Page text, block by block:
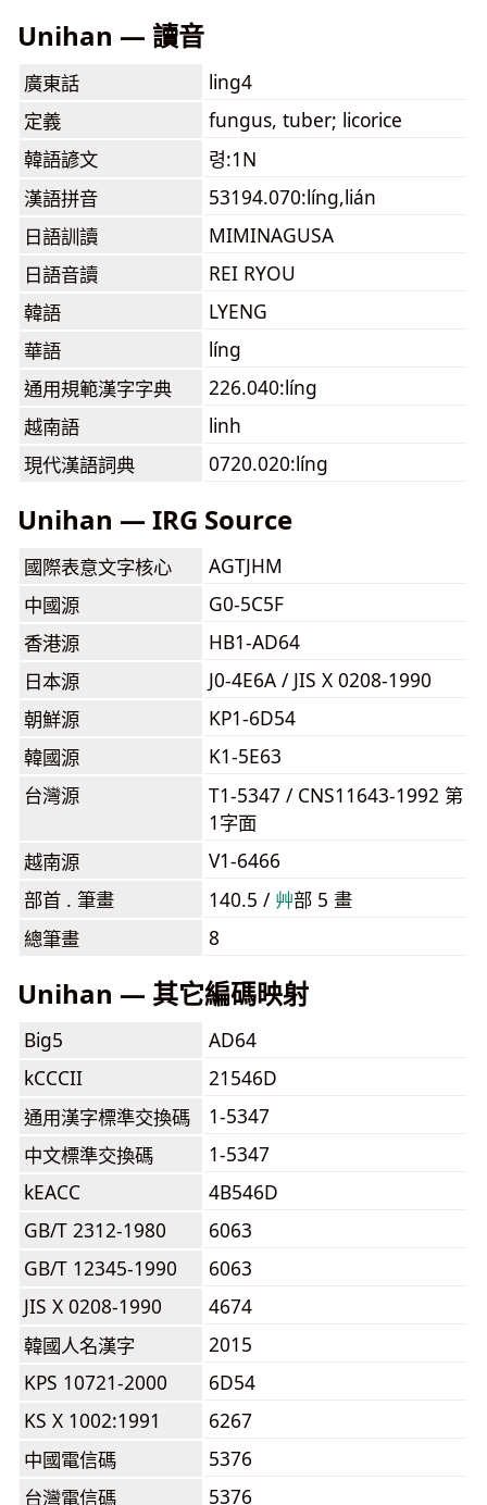
Unihan — 讀音
廣東話
ling4
定義
fungus, tuber; licorice
韓語諺文
령:1N
漢語拼音
53194.070:líng,lián
日語訓讀
MIMINAGUSA
日語音讀
REI RYOU
韓語
LYENG
華語
líng
通用規範漢字字典
226.040:líng
越南語
linh
現代漢語詞典
0720.020:líng
Unihan — IRG Source
國際表意文字核心
AGTJHM
中國源
G0-5C5F
香港源
HB1-AD64
日本源
J0-4E6A / JIS X 0208-1990
朝鮮源
KP1-6D54
韓國源
K1-5E63
台灣源
T1-5347 / CNS11643-1992 第
1字面
越南源
V1-6466
部首 . 筆畫
140.5 / ⾋部 5 畫
總筆畫
8
Unihan — 其它編碼映射
Big5
AD64
kCCCII
21546D
通用漢字標準交換碼
1-5347
中文標準交換碼
1-5347
kEACC
4B546D
GB/T 2312-1980
6063
GB/T 12345-1990
6063
JIS X 0208-1990
4674
韓國人名漢字
2015
KPS 10721-2000
6D54
KS X 1002:1991
6267
中國電信碼
5376
台灣電信碼
5376